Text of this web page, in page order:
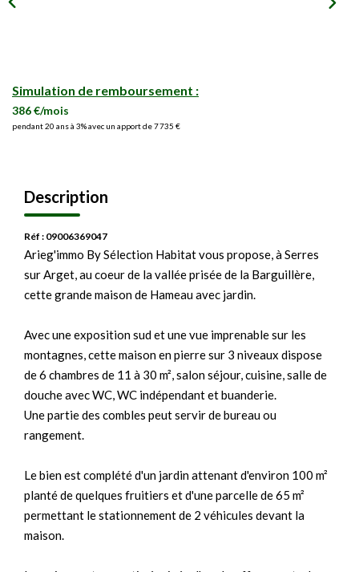
Simulation de remboursement :
386 €/mois
pendant 20 ans à 3% avec un apport de 7 735 €
Description
Réf : 09006369047
Arieg'immo By Sélection Habitat vous propose, à Serres
sur Arget, au coeur de la vallée prisée de la Barguillère,
cette grande maison de Hameau avec jardin.
Avec une exposition sud et une vue imprenable sur les
montagnes, cette maison en pierre sur 3 niveaux dispose
de 6 chambres de 11 à 30 m², salon séjour, cuisine, salle de
douche avec WC, WC indépendant et buanderie.
Une partie des combles peut servir de bureau ou
rangement.
Le bien est complété d'un jardin attenant d'environ 100 m²
planté de quelques fruitiers et d'une parcelle de 65 m²
permettant le stationnement de 2 véhicules devant la
maison.